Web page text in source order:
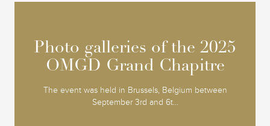
Photo galleries of the 2025
OMGD Grand Chapitre
The event was held in Brussels, Belgium between
September 3rd and 6t...
Photo galleries of the 2025
OMGD Grand Chapitre